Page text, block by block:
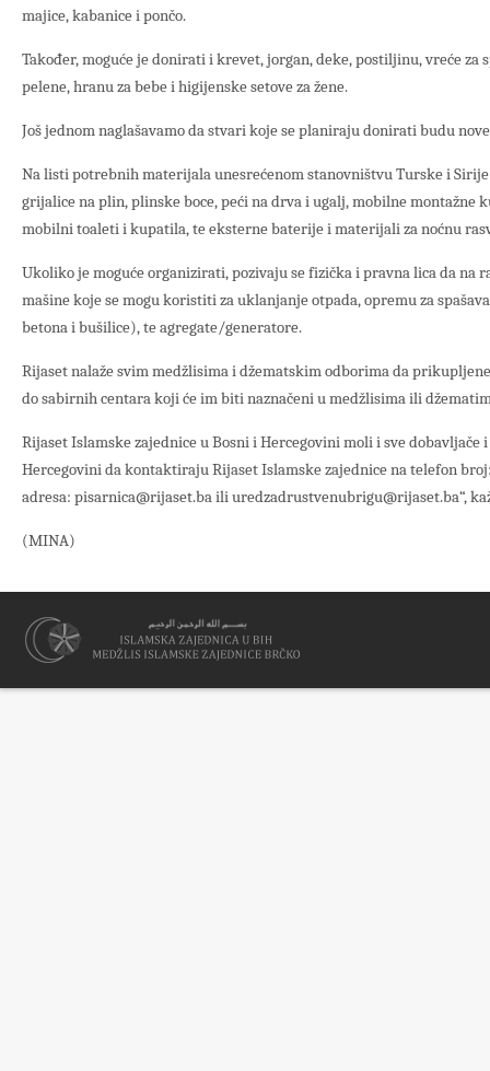
majice, kabanice i pončo.
Također, moguće je donirati i krevet, jorgan, deke, postiljinu, vreće za
pelene, hranu za bebe i higijenske setove za žene.
Još jednom naglašavamo da stvari koje se planiraju donirati budu
Na listi potrebnih materijala unesrećenom stanovništvu Turske i
grijalice na plin, plinske boce, peći na drva i ugalj, mobilne montažne
mobilni toaleti i kupatila, te eksterne baterije i materijali za noćnu
Ukoliko je moguće organizirati, pozivaju se fizička i pravna lica da na
mašine koje se mogu koristiti za uklanjanje otpada, opremu za
betona i bušilice), te agregate/generatore.
Rijaset nalaže svim medžlisima i džematskim odborima da
do sabirnih centara koji će im biti naznačeni u medžlisima ili
Rijaset Islamske zajednice u Bosni i Hercegovini moli i sve dobavljače
Hercegovini da kontaktiraju Rijaset Islamske zajednice na telefon
adresa: pisarnica@rijaset.ba ili uredzadrustvenubrigu@rijaset.ba“,
(MINA)